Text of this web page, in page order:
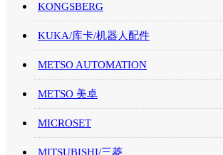
KONGSBERG
KUKA/库卡/机器人配件
METSO AUTOMATION
METSO 美卓
MICROSET
MITSUBISHI/三菱